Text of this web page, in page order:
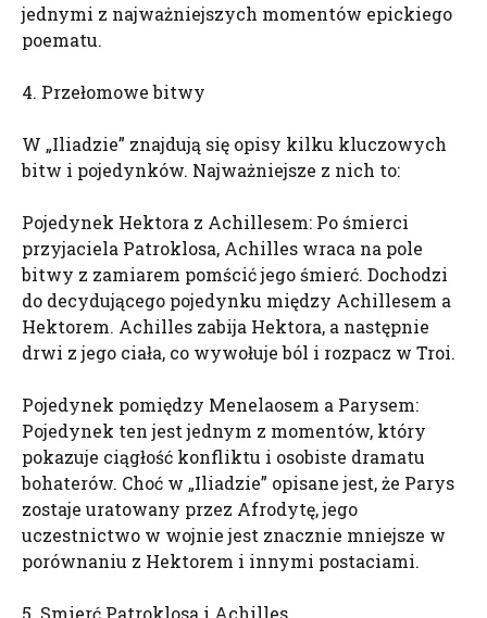
jednymi z najważniejszych momentów epickiego
poematu.
4. Przełomowe bitwy
W „Iliadzie” znajdują się opisy kilku kluczowych
bitw i pojedynków. Najważniejsze z nich to:
Pojedynek Hektora z Achillesem: Po śmierci
przyjaciela Patroklosa, Achilles wraca na pole
bitwy z zamiarem pomścić jego śmierć. Dochodzi
do decydującego pojedynku między Achillesem a
Hektorem. Achilles zabija Hektora, a następnie
drwi z jego ciała, co wywołuje ból i rozpacz w Troi.
Pojedynek pomiędzy Menelaosem a Parysem:
Pojedynek ten jest jednym z momentów, który
pokazuje ciągłość konfliktu i osobiste dramatu
bohaterów. Choć w „Iliadzie” opisane jest, że Parys
zostaje uratowany przez Afrodytę, jego
uczestnictwo w wojnie jest znacznie mniejsze w
porównaniu z Hektorem i innymi postaciami.
5. Smierć Patroklosa i Achilles